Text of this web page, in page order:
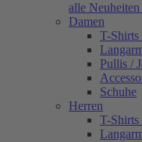
alle Neuheiten
Damen
T-
Pullis /
Schuhe
Herren
T-Shirts